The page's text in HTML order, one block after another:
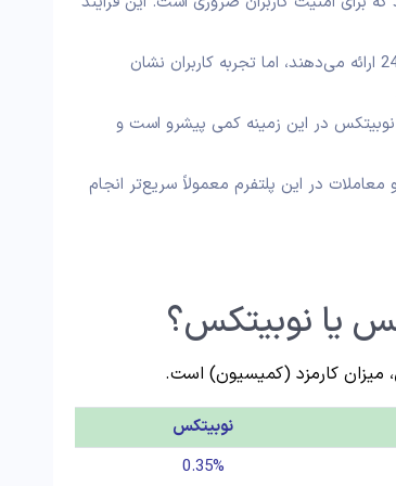
والکس و نوبیتکس هر دو خدمات پشتیبانی 24/7 ارائه می‌دهند، اما تجربه کاربران نشان
در این زمینه کمی پیشرو است و
در این پلتفرم معمولاً سریع‌تر انجام
یا نوبیتکس؟
، میزان کارمزد (کمیسیون) است.
نوبیتکس
0.35%